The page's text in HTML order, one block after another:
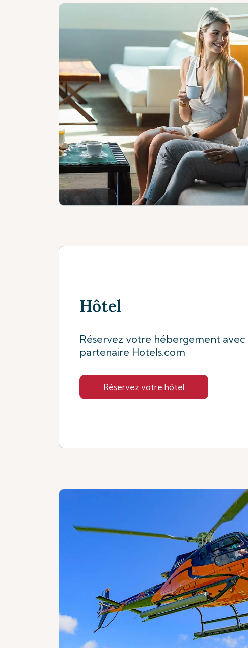
siège
Hôtel
Réservez votre hébergement
partenaire Hotels.com
Réservez votre hôtel